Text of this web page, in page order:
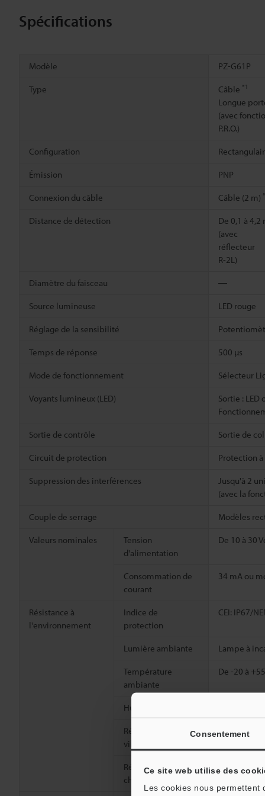
Consentement
Ce site web utilise des
Les cookies nous
Spécifications
Modèle PZ-G61P
Type Câble *1
Longue
(avec
P.R.O.)
Configuration
Émission PNP
Connexion du câble Câble (2 m)
Distance de détection
De 0,1 à 4,2
(avec
réflecteur
R-2L)
Diamètre du faisceau ―
Source lumineuse LED rouge
Réglage de la sensibilité
Temps de réponse 500 µs
Mode de fonctionnement Sélecteur
Voyants lumineux (LED)
Sortie : LED
Sortie de contrôle Sortie de
Circuit de protection Protection
Suppression des interférences
Jusqu'à 2
(avec la
Couple de serrage Modèles
Valeurs nominales
Tension
d'alimentation
De 10 à 30
Consommation de
courant
34 mA ou
Résistance à
l'environnement
Indice de
protection
CEI: IP67/
Lumière ambiante Lampe à
Température
ambiante
De -20 à
Humidité relative
Résistance aux
vibrations
De 10 à 55
Résistance aux
chocs
1,000 m/s